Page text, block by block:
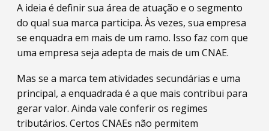
A ideia é definir sua área de atuação e o segmento
do qual sua marca participa. Às vezes, sua empresa
se enquadra em mais de um ramo. Isso faz com que
uma empresa seja adepta de mais de um CNAE.
Mas se a marca tem atividades secundárias e uma
principal, a enquadrada é a que mais contribui para
gerar valor. Ainda vale conferir os regimes
tributários. Certos CNAEs não permitem